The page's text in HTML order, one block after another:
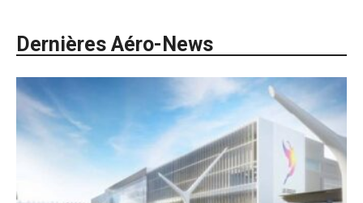
Dernières Aéro-News